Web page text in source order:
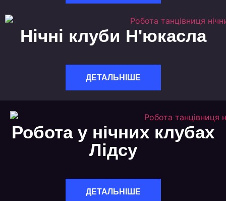
Нічні клуби Н'юкасла
ДЕТАЛЬНІШЕ
Робота у нічних клубах
Лідсу
ДЕТАЛЬНІШЕ